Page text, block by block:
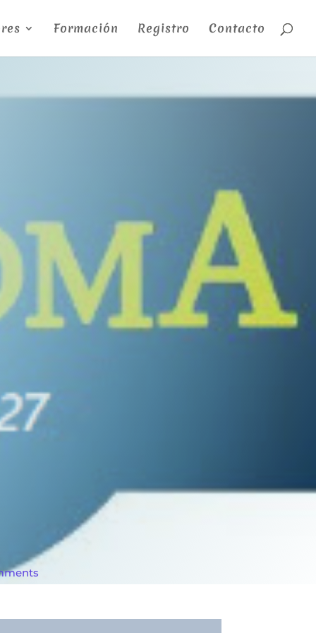
Formación Registro Contacto